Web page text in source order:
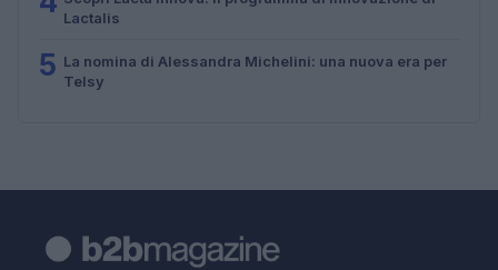
Lactalis
5 La nomina di Alessandra Michelini: una nuova era per
Telsy